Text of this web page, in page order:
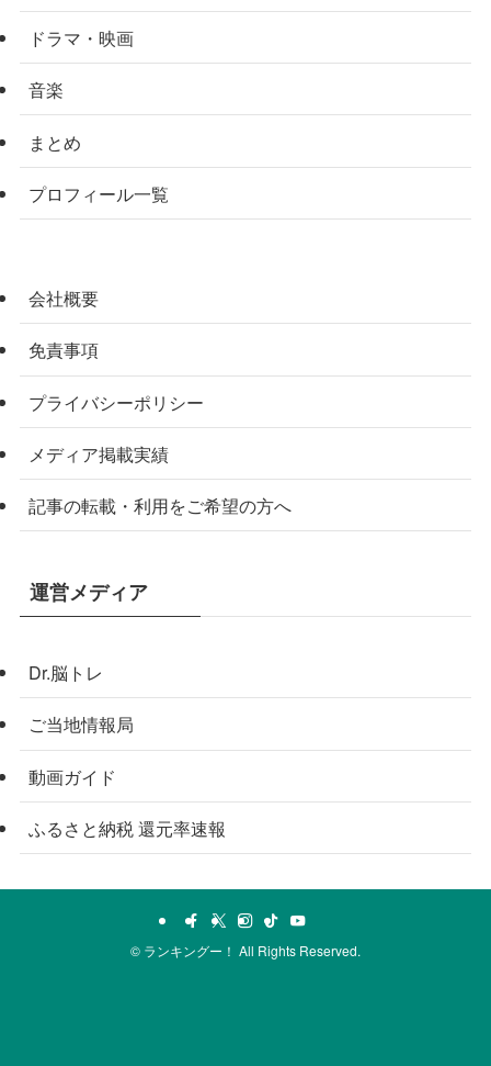
ドラマ・映画
音楽
まとめ
プロフィール一覧
会社概要
免責事項
プライバシーポリシー
メディア掲載実績
記事の転載・利用をご希望の方へ
運営メディア
Dr.脳トレ
ご当地情報局
動画ガイド
ふるさと納税 還元率速報
© ランキングー！ All Rights Reserved.